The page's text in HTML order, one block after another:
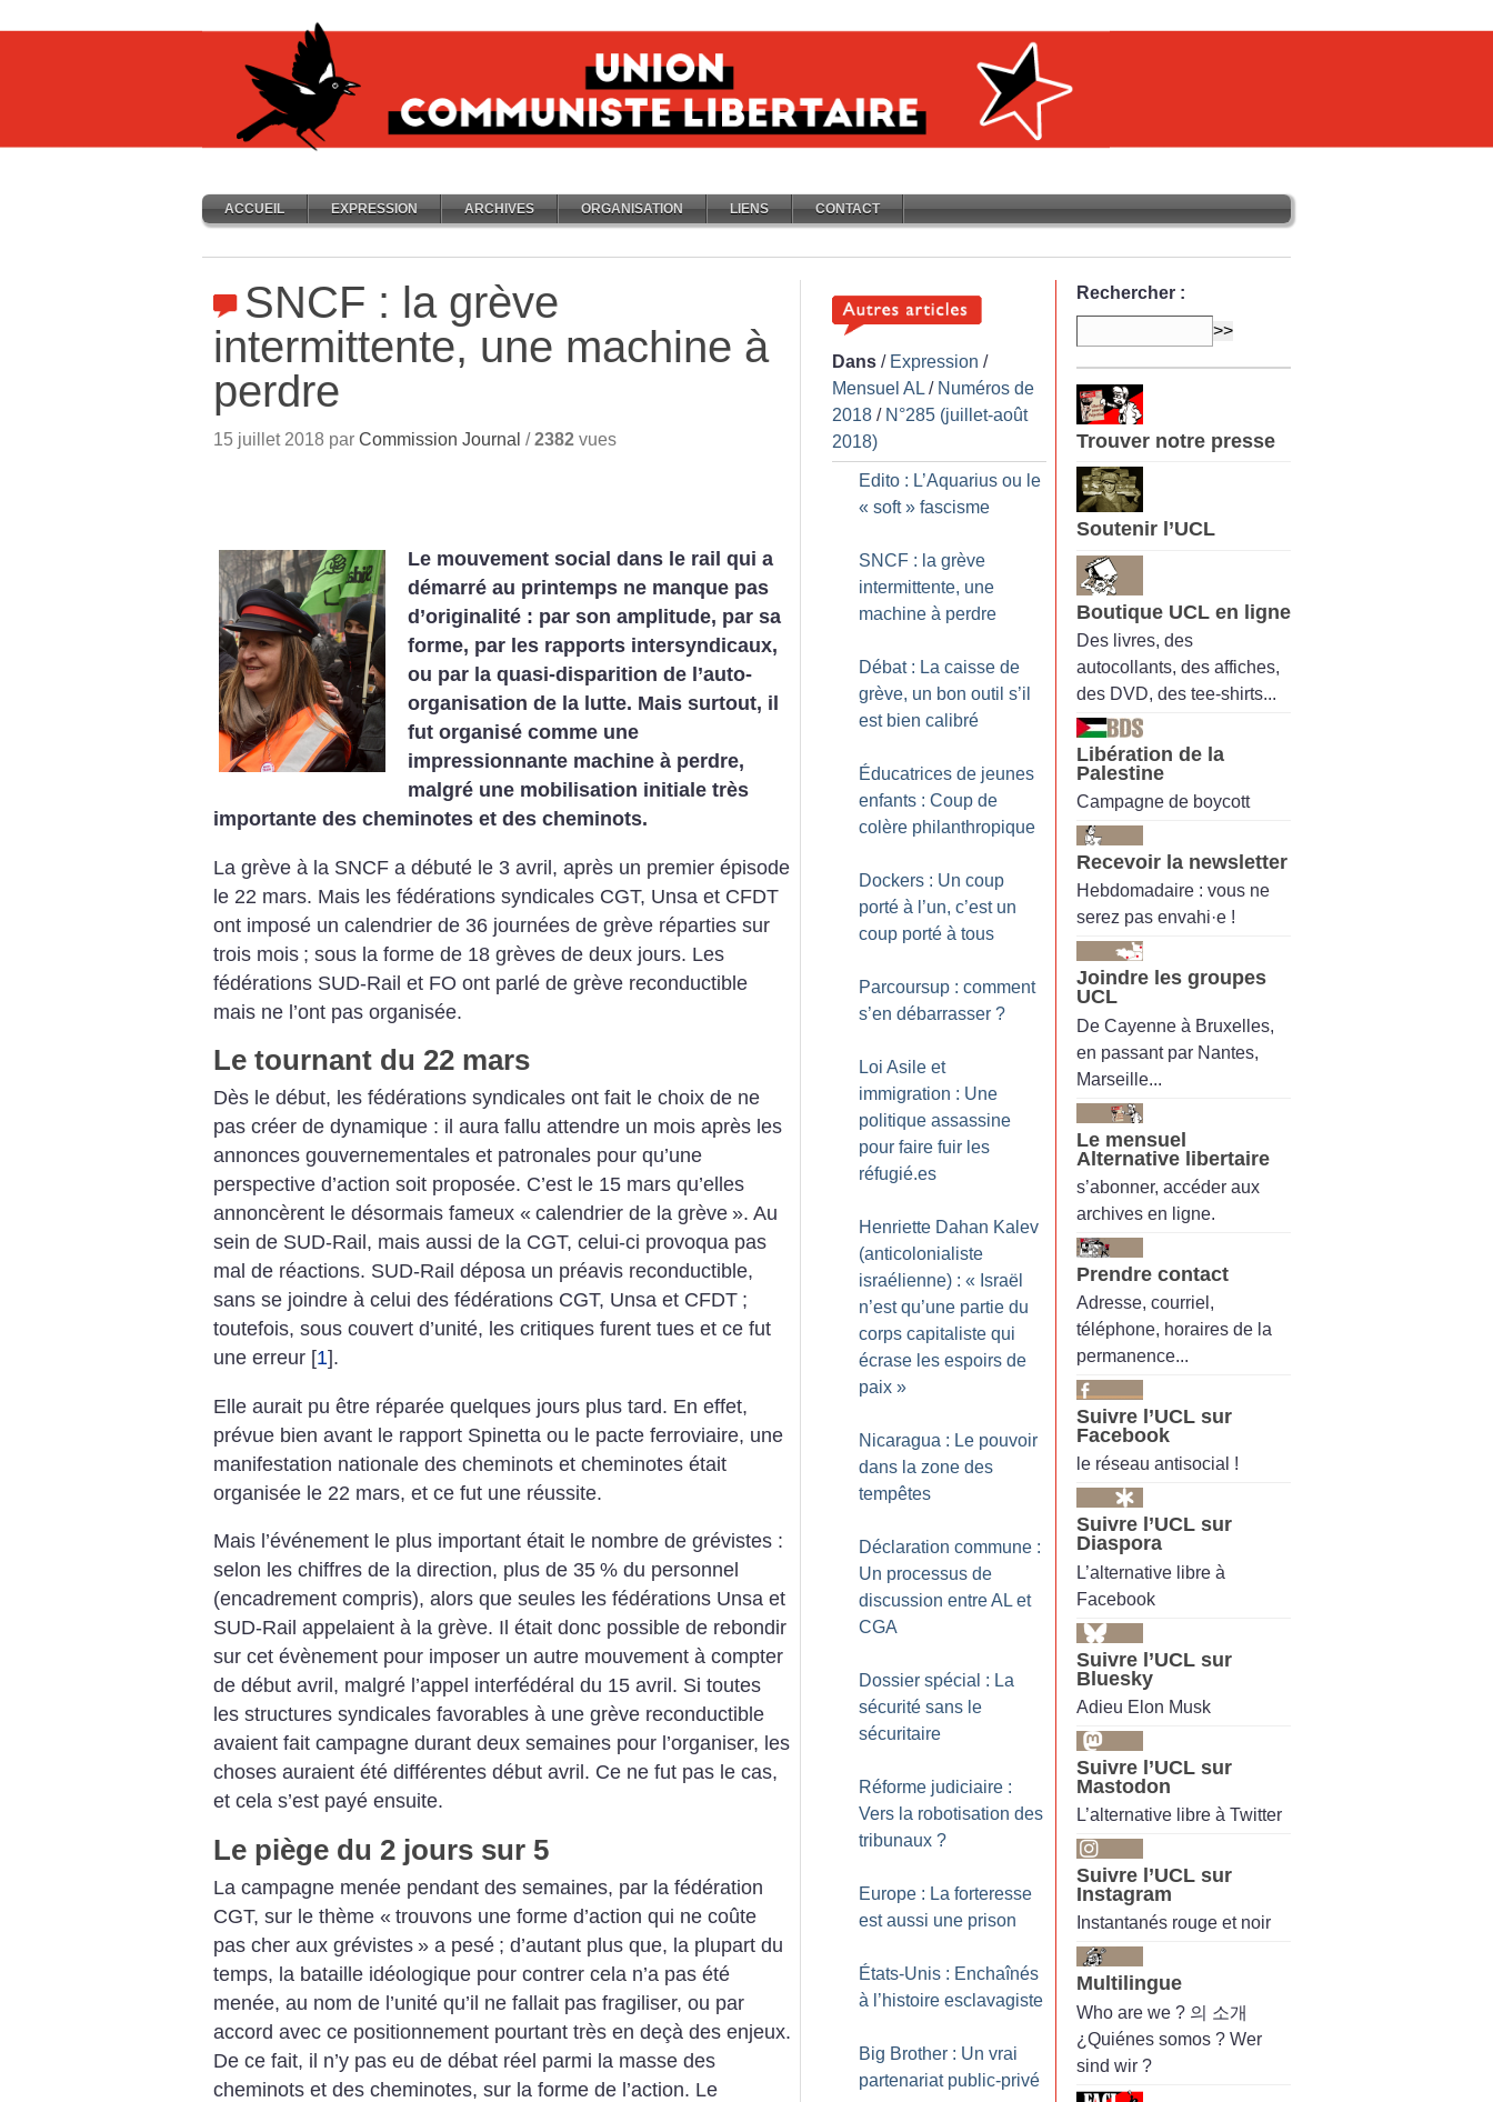
ACCUEIL EXPRESSION ARCHIVES ORGANISATION LIENS CONTACT
SNCF : la grève
intermittente, une machine à
perdre
15 juillet 2018 par Commission Journal /2382 vues
Le mouvement social dans le rail qui a
démarré au printemps ne manque pas
d’originalité : par son amplitude, par sa
forme, par les rapports intersyndicaux,
ou par la quasi-disparition de l’auto-
organisation de la lutte. Mais surtout, il
fut organisé comme une
impressionnante machine à perdre,
malgré une mobilisation initiale très
importante des cheminotes et des cheminots.
La grève à la SNCF a débuté le 3 avril, après un premier épisode
le 22 mars. Mais les fédérations syndicales CGT, Unsa et CFDT
ont imposé un calendrier de 36 journées de grève réparties sur
trois mois ; sous la forme de 18 grèves de deux jours. Les
fédérations SUD-Rail et FO ont parlé de grève reconductible
mais ne l’ont pas organisée.
Le tournant du 22 mars
Dès le début, les fédérations syndicales ont fait le choix de ne
pas créer de dynamique : il aura fallu attendre un mois après les
annonces gouvernementales et patronales pour qu’une
perspective d’action soit proposée. C’est le 15 mars qu’elles
annoncèrent le désormais fameux « calendrier de la grève ». Au
sein de SUD-Rail, mais aussi de la CGT, celui-ci provoqua pas
mal de réactions. SUD-Rail déposa un préavis reconductible,
sans se joindre à celui des fédérations CGT, Unsa et CFDT ;
toutefois, sous couvert d’unité, les critiques furent tues et ce fut
une erreur [1].
Elle aurait pu être réparée quelques jours plus tard. En effet,
prévue bien avant le rapport Spinetta ou le pacte ferroviaire, une
manifestation nationale des cheminots et cheminotes était
organisée le 22 mars, et ce fut une réussite.
Mais l’événement le plus important était le nombre de grévistes :
selon les chiffres de la direction, plus de 35 % du personnel
(encadrement compris), alors que seules les fédérations Unsa et
SUD-Rail appelaient à la grève. Il était donc possible de rebondir
sur cet évènement pour imposer un autre mouvement à compter
de début avril, malgré l’appel interfédéral du 15 avril. Si toutes
les structures syndicales favorables à une grève reconductible
avaient fait campagne durant deux semaines pour l’organiser, les
choses auraient été différentes début avril. Ce ne fut pas le cas,
et cela s’est payé ensuite.
Le piège du 2 jours sur 5
La campagne menée pendant des semaines, par la fédération
CGT, sur le thème « trouvons une forme d’action qui ne coûte
pas cher aux grévistes » a pesé ; d’autant plus que, la plupart du
temps, la bataille idéologique pour contrer cela n’a pas été
menée, au nom de l’unité qu’il ne fallait pas fragiliser, ou par
accord avec ce positionnement pourtant très en deçà des enjeux.
De ce fait, il n’y pas eu de débat réel parmi la masse des
cheminots et des cheminotes, sur la forme de l’action. Le
Dans / Expression /
Mensuel AL / Numéros de
2018 / N°285 (juillet-août
2018)
Edito : L’Aquarius ou le
« soft » fascisme
SNCF : la grève
intermittente, une
machine à perdre
Débat : La caisse de
grève, un bon outil s’il
est bien calibré
Éducatrices de jeunes
enfants : Coup de
colère philanthropique
Dockers : Un coup
porté à l’un, c’est un
coup porté à tous
Parcoursup : comment
s’en débarrasser ?
Loi Asile et
immigration : Une
politique assassine
pour faire fuir les
réfugié.es
Henriette Dahan Kalev
(anticolonialiste
israélienne) : « Israël
n’est qu’une partie du
corps capitaliste qui
écrase les espoirs de
paix »
Nicaragua : Le pouvoir
dans la zone des
tempêtes
Déclaration commune :
Un processus de
discussion entre AL et
CGA
Dossier spécial : La
sécurité sans le
sécuritaire
Réforme judiciaire :
Vers la robotisation des
tribunaux ?
Europe : La forteresse
est aussi une prison
États-Unis : Enchaînés
à l’histoire esclavagiste
Big Brother : Un vrai
partenariat public-privé
Rechercher :
Trouver notre presse
Soutenir l’UCL
Boutique UCL en ligne
Des livres, des
autocollants, des affiches,
des DVD, des tee-shirts...
Libération de la
Palestine
Campagne de boycott
Recevoir la newsletter
Hebdomadaire : vous ne
serez pas envahi·e !
Joindre les groupes
UCL
De Cayenne à Bruxelles,
en passant par Nantes,
Marseille...
Le mensuel
Alternative libertaire
s’abonner, accéder aux
archives en ligne.
Prendre contact
Adresse, courriel,
téléphone, horaires de la
permanence...
Suivre l’UCL sur
Facebook
le réseau antisocial !
Suivre l’UCL sur
Diaspora
L’alternative libre à
Facebook
Suivre l’UCL sur
Bluesky
Adieu Elon Musk
Suivre l’UCL sur
Mastodon
L’alternative libre à Twitter
Suivre l’UCL sur
Instagram
Instantanés rouge et noir
Multilingue
Who are we ? 의 소개
¿Quiénes somos ? Wer
sind wir ?